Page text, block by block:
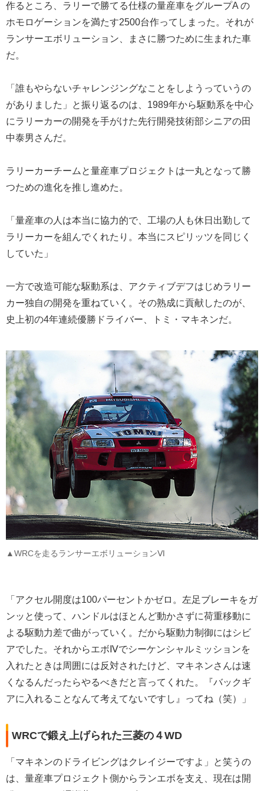
作るところ、ラリーで勝てる仕様の量産車をグループA の
ホモロゲーションを満たす2500台作ってしまった。それが
ランサーエボリューション、まさに勝つために生まれた車
だ。
「誰もやらないチャレンジングなことをしようっていうの
がありました」と振り返るのは、1989年から駆動系を中心
にラリーカーの開発を手がけた先行開発技術部シニアの田
中泰男さんだ。
ラリーカーチームと量産車プロジェクトは一丸となって勝
つための進化を推し進めた。
「量産車の人は本当に協力的で、工場の人も休日出勤して
ラリーカーを組んでくれたり。本当にスピリッツを同じく
していた」
一方で改造可能な駆動系は、アクティブデフはじめラリー
カー独自の開発を重ねていく。その熟成に貢献したのが、
史上初の4年連続優勝ドライバー、トミ・マキネンだ。
▲WRCを走るランサーエボリューションⅥ
「アクセル開度は100パーセントかゼロ。左足ブレーキをガ
ンッと使って、ハンドルはほとんど動かさずに荷重移動に
よる駆動力差で曲がっていく。だから駆動力制御にはシビ
アでした。それからエボⅣでシーケンシャルミッションを
入れたときは周囲には反対されたけど、マキネンさんは速
くなるんだったらやるべきだと言ってくれた。『バックギ
アに入れることなんて考えてないですし』ってね（笑）」
WRCで鍛え上げられた三菱の４WD
「マキネンのドライビングはクレイジーですよ」と笑うの
は、量産車プロジェクト側からランエボを支え、現在は開